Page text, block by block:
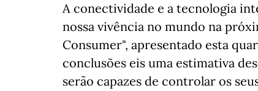
A conectividade e a tecnologia
nossa vivência no mundo na
Consumer", apresentado esta
conclusões eis uma estimativa
serão capazes de controlar os